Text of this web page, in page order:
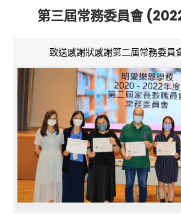
第三屆常務委員會
致送感謝狀感謝第二屆常務委員